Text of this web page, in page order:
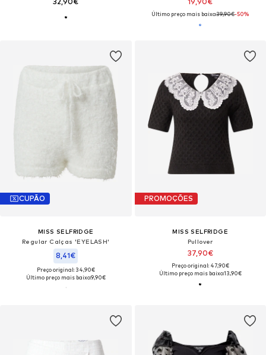
Último preço mais baixo:39,90€-50%
CUPÃO
MISS SELFRIDGE
Regular Calças 'EYELASH'
8,41€
Preço original: 34,90€
Último preço mais baixo:9,90€
PROMOÇÕES
MISS SELFRIDGE
Pullover
37,90€
Preço original: 47,90€
Último preço mais baixo:13,90€